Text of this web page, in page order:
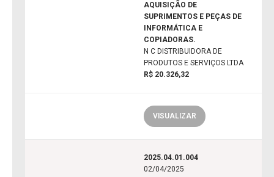
AQUISIÇÃO DE
SUPRIMENTOS E PEÇAS DE
INFORMÁTICA E
COPIADORAS.
N C DISTRIBUIDORA DE
PRODUTOS E SERVIÇOS LTDA
R$ 20.326,32
VISUALIZAR
2025.04.01.004
02/04/2025